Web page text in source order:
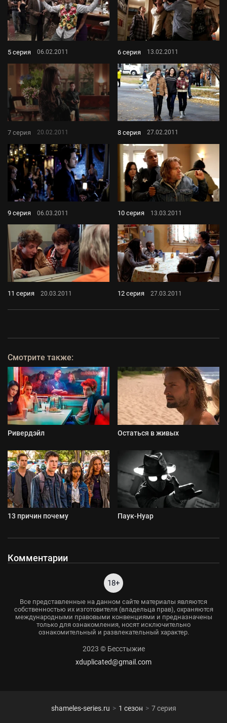
5 серия 06.02.2011 6 серия 13.02.2011
7 серия 20.02.2011 8 серия 27.02.2011
9 серия 06.03.2011 10 серия 13.03.2011
11 серия 20.03.2011 12 серия 27.03.2011
Смотрите также:
Ривердэйл Остаться в живых
13 причин почему Паук-Нуар
Комментарии
18+
Все представленные на данном сайте материалы являются
собственностью их изготовителя (владельца прав), охраняются
международными правовыми конвенциями и предназначены
только для ознакомления, носят исключительно
ознакомительный и развлекательный характер.
2023 © Бесстыжие
xduplicated@gmail.com
shameles-series.ru 1 сезон 7 серия